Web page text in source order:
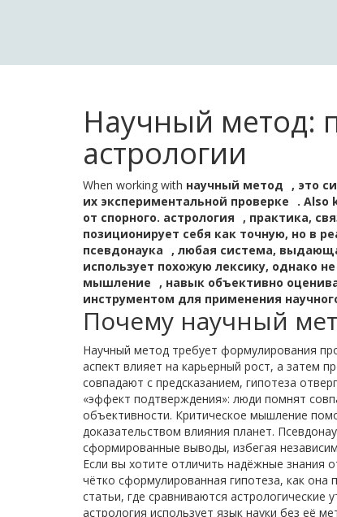
Научный метод:
астрологии
When working with научный метод , это
их экспериментальной проверке
. Also
от спорного. астрология , практика,
позиционирует себя как точную, но в
псевдонаука
, любая система,
использует похожую лексику, однако
мышление
, навык объективно
инструментом для применения
Почему научный
Научный метод требует формулирования
аспект влияет на карьерный рост, а затем
совпадают с предсказанием, гипотеза
«эффект подтверждения»: люди помнят
объективности. Критическое мышление
доказательством влияния планет.
сформированные выводы, избегая
Если вы хотите отличить надёжные знания
чётко сформулированная гипотеза, как она
статьи, где сравниваются
астрология использует язык науки без её